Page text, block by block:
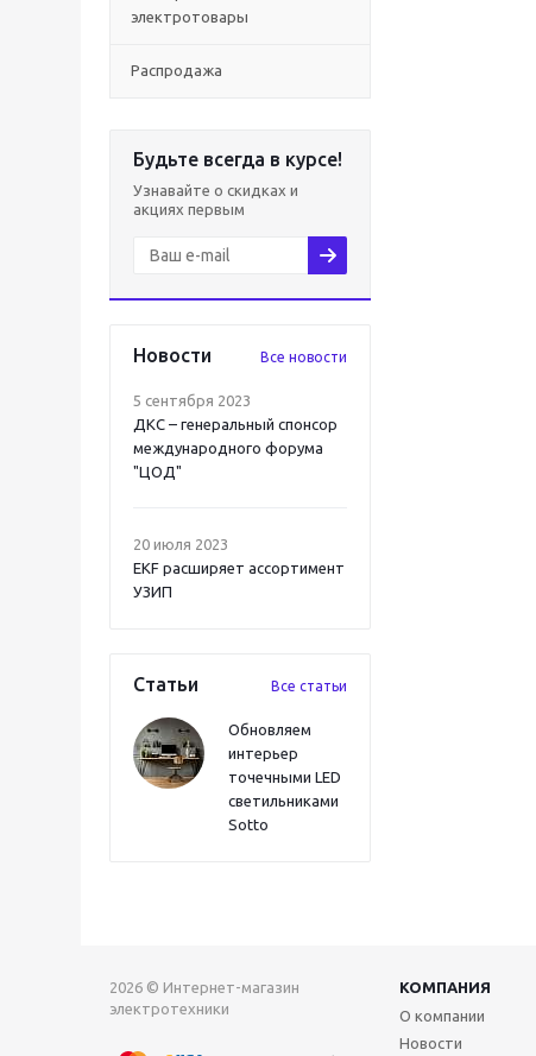
электротовары
Распродажа
Будьте всегда в курсе!
Узнавайте о скидках и
акциях первым
Новости Все новости
5 сентября 2023
ДКС – генеральный спонсор
международного форума
"ЦОД"
20 июля 2023
EKF расширяет ассортимент
УЗИП
Статьи Все статьи
Обновляем
интерьер
точечными LED
светильниками
Sotto
2026 © Интернет-магазин
электротехники
КОМПАНИЯ
О компании
Новости